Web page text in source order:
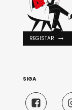
REGISTAR
SIGA